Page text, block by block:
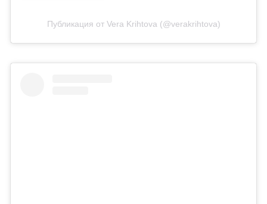
Публикация от Vera Krihtova (@verakrihtova)